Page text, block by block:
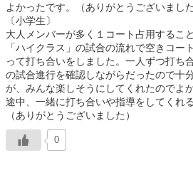
よかったです。（ありがとうございました
〔小学生〕
大人メンバーが多く１コート占用するこ
「ハイクラス」の試合の流れで空きコー
って打ち合いをしました。一人ずつ打ち
の試合進行を確認しながらだったので十
が、みんな楽しそうにしてくれたのでよ
途中、一緒に打ち合いや指導をしてくれ
（ありがとうございました）
0